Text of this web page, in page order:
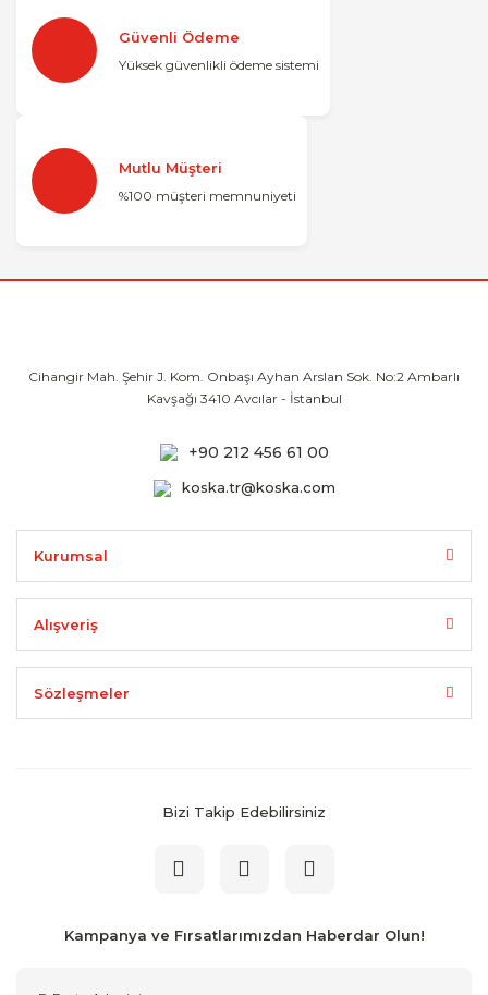
Güvenli Ödeme
Yüksek güvenlikli ödeme sistemi
Mutlu Müşteri
%100 müşteri memnuniyeti
Cihangir Mah. Şehir J. Kom. Onbaşı Ayhan Arslan Sok. No:2 Ambarlı
Kavşağı 3410 Avcılar - İstanbul
+90 212 456 61 00
koska.tr@koska.com
Kurumsal
Alışveriş
Sözleşmeler
Bizi Takip Edebilirsiniz
Kampanya ve Fırsatlarımızdan Haberdar Olun!